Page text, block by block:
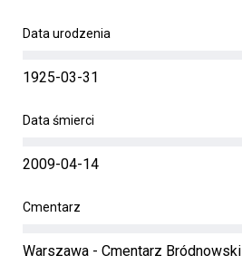
Data urodzenia
1925-03-31
Data śmierci
2009-04-14
Cmentarz
Warszawa - Cmentarz Bródnowski